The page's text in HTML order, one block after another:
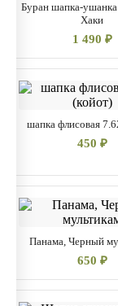
Буран шапка-
Хаки
1 490 ₽
шапка флисовая
450 ₽
Панама, Черный
650 ₽